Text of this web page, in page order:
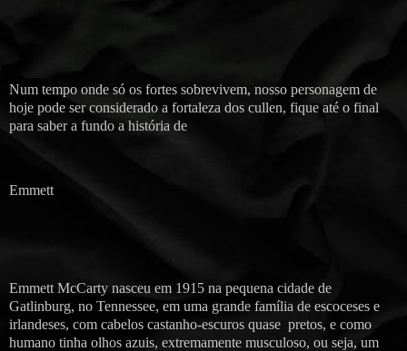
Num tempo onde só os fortes sobrevivem, nosso personagem de
hoje pode ser considerado a fortaleza dos cullen, fique até o final
para saber a fundo a história de
Emmett
Emmett McCarty nasceu em 1915 na pequena cidade de
Gatlinburg, no Tennessee, em uma grande família de escoceses e
irlandeses, com cabelos castanho-escuros quase pretos, e como
humano tinha olhos azuis, extremamente musculoso, ou seja, um